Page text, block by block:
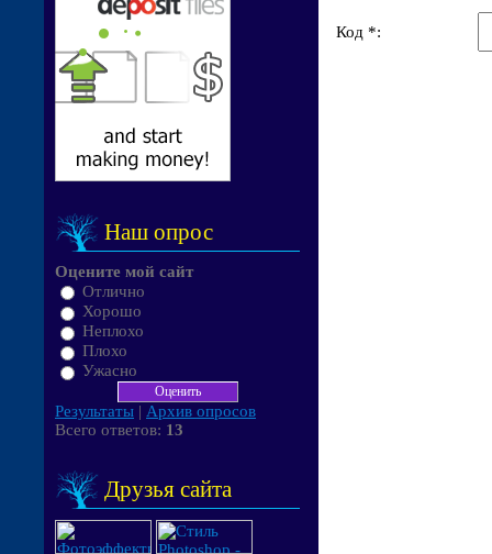
Наш опрос
Оцените мой сайт
Отлично
Хорошо
Неплохо
Плохо
Ужасно
Результаты | Архив опросов
Всего ответов: 13
Друзья сайта
Код *: